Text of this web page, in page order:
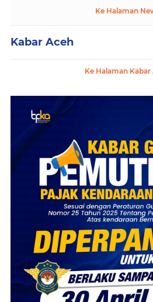
Ke Halaman
Kabar Aceh
Ke Halaman Kabar